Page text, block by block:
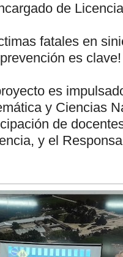
de
fatales en
es clave!
es
y Ciencias
de
y el